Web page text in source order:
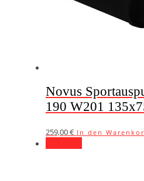
Novus
190 W201
259,00€ In den